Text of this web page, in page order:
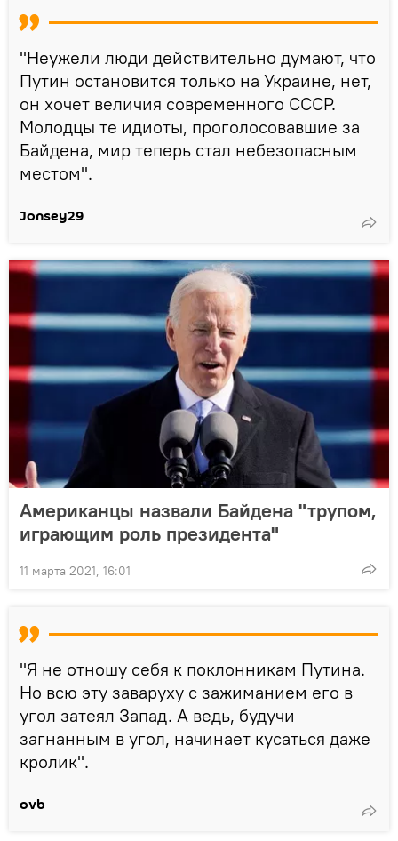
"Неужели люди действительно думают, что
Путин остановится только на Украине, нет,
он хочет величия современного СССР.
Молодцы те идиоты, проголосовавшие за
Байдена, мир теперь стал небезопасным
местом".
Jonsey29
Американцы назвали Байдена "трупом,
играющим роль президента"
11 марта 2021, 16:01
"Я не отношу себя к поклонникам Путина.
Но всю эту заваруху с зажиманием его в
угол затеял Запад. А ведь, будучи
загнанным в угол, начинает кусаться даже
кролик".
ovb